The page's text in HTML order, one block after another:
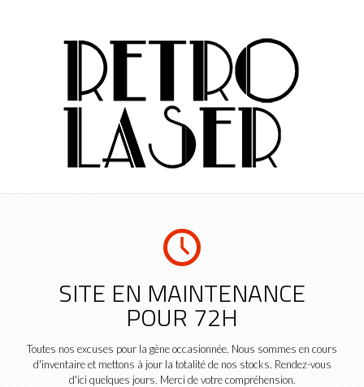
SITE EN MAINTENANCE
POUR 72H
Toutes nos excuses pour la gène occasionnée. Nous sommes en cours
d'inventaire et mettons à jour la totalité de nos stocks. Rendez-vous
d'ici quelques jours. Merci de votre compréhension.